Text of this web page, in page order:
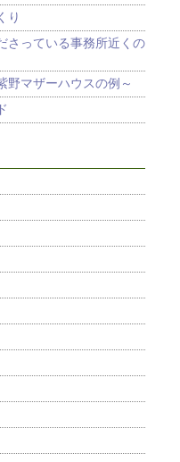
り
さっている事務所近くの
野マザーハウスの例～